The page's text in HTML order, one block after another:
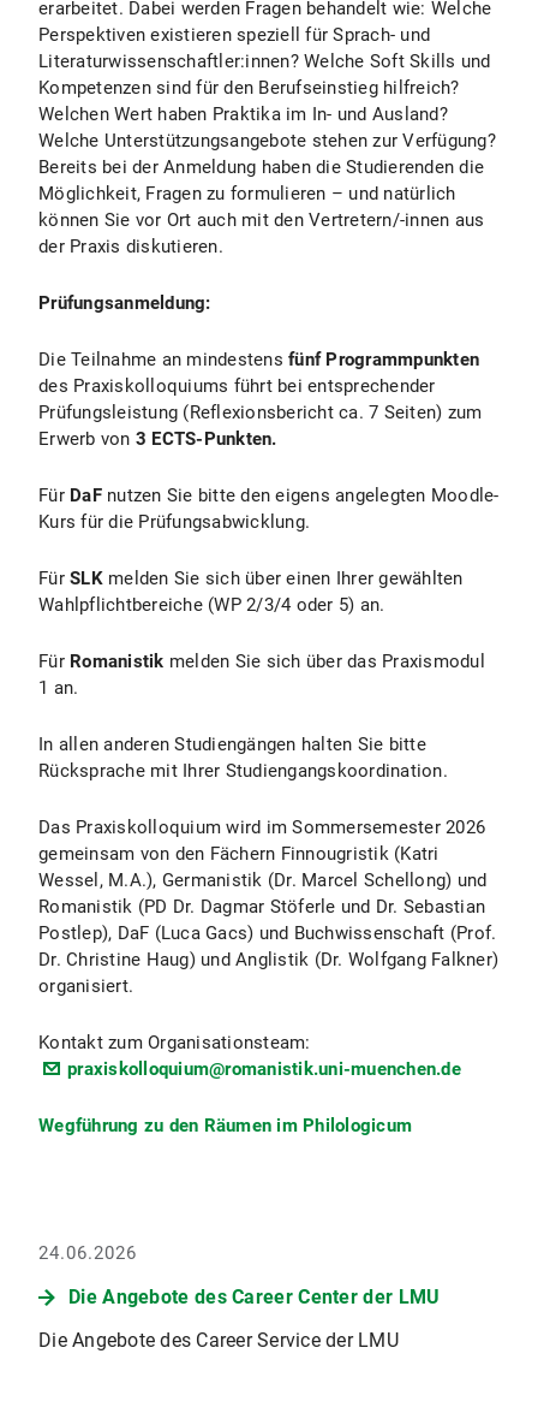
erarbeitet. Dabei werden Fragen behandelt wie: Welche
Perspektiven existieren speziell für Sprach- und
Literaturwissenschaftler:innen? Welche Soft Skills und
Kompetenzen sind für den Berufseinstieg hilfreich?
Welchen Wert haben Praktika im In- und Ausland?
Welche Unterstützungsangebote stehen zur Verfügung?
Bereits bei der Anmeldung haben die Studierenden die
Möglichkeit, Fragen zu formulieren – und natürlich
können Sie vor Ort auch mit den Vertretern/-innen aus
der Praxis diskutieren.
Prüfungsanmeldung:
Die Teilnahme an mindestens fünf Programmpunkten
des Praxiskolloquiums führt bei entsprechender
Prüfungsleistung (Reflexionsbericht ca. 7 Seiten) zum
Erwerb von 3 ECTS-Punkten.
Für DaF nutzen Sie bitte den eigens angelegten Moodle-
Kurs für die Prüfungsabwicklung.
Für SLK melden Sie sich über einen Ihrer gewählten
Wahlpflichtbereiche (WP 2/3/4 oder 5) an.
Für Romanistik melden Sie sich über das Praxismodul
1 an.
In allen anderen Studiengängen halten Sie bitte
Rücksprache mit Ihrer Studiengangskoordination.
Das Praxiskolloquium wird im Sommersemester 2026
gemeinsam von den Fächern Finnougristik (Katri
Wessel, M.A.), Germanistik (Dr. Marcel Schellong) und
Romanistik (PD Dr. Dagmar Stöferle und Dr. Sebastian
Postlep), DaF (Luca Gacs) und Buchwissenschaft (Prof.
Dr. Christine Haug) und Anglistik (Dr. Wolfgang Falkner)
organisiert.
Kontakt zum Organisationsteam:
praxiskolloquium@romanistik.uni-muenchen.de
Wegführung zu den Räumen im Philologicum
24.06.2026
Die Angebote des Career Center der LMU
Die Angebote des Career Service der LMU